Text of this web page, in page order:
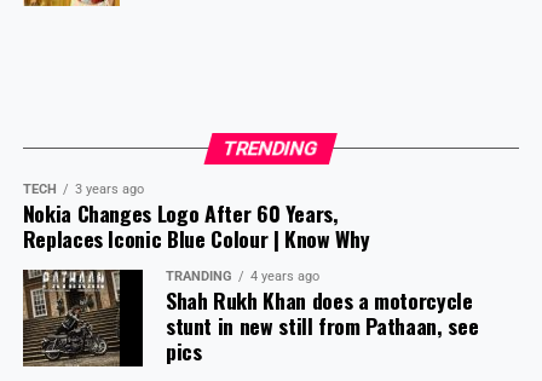
TRENDING
TECH 3 years ago
Nokia Changes Logo After 60 Years,
Replaces Iconic Blue Colour | Know Why
TRANDING 4 years ago
Shah Rukh Khan does a motorcycle
stunt in new still from Pathaan, see
pics